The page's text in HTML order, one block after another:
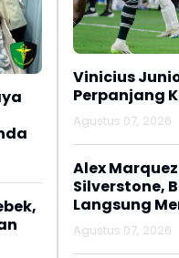
Vinicius
Perpanjang
Agustus 07, 2026
Alex
Silverstone,
Langsung
Agustus 07, 2026